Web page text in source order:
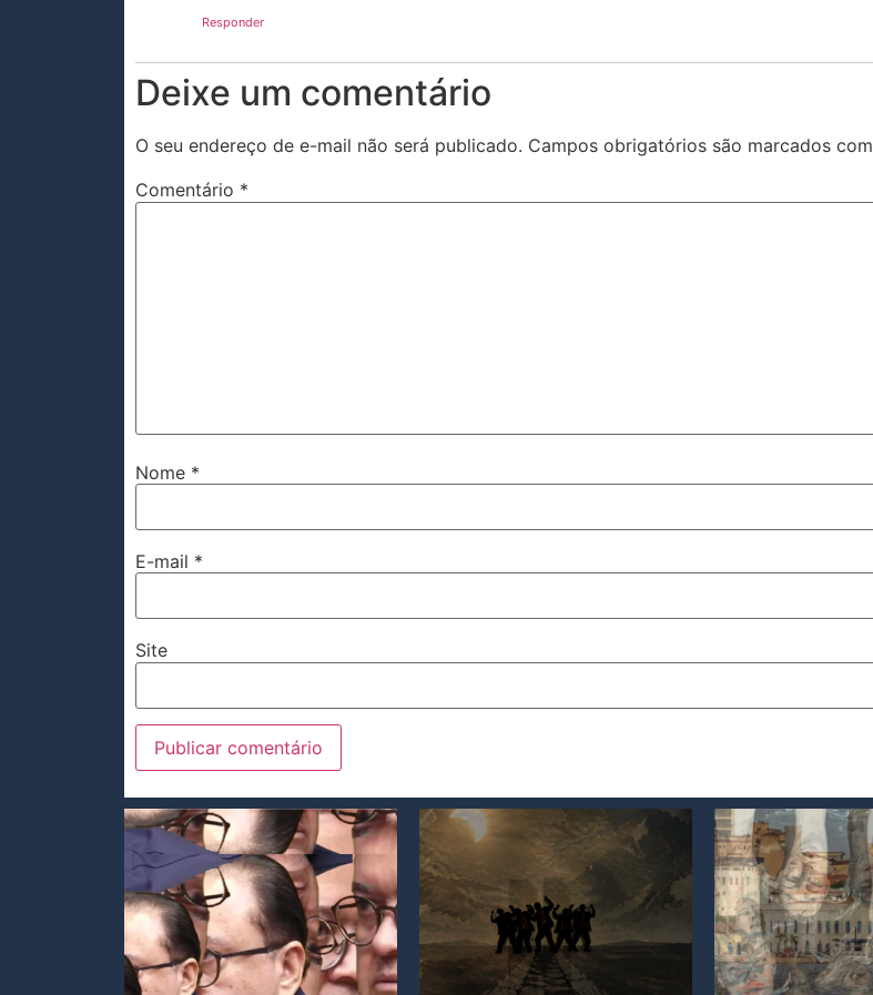
Responder
Deixe um comentário
O seu endereço de e-mail não será publicado. Campos obrigatórios são marcados com
Comentário *
Nome *
E-mail *
Site